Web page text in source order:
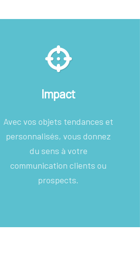
Impact
Avec vos objets tendances et
personnalisés, vous donnez
du sens à votre
communication clients ou
prospects.